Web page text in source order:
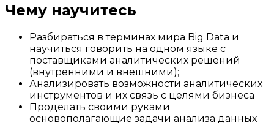
Чему научитесь
Разбираться в терминах мира Big Data и
научиться говорить на одном языке с
поставщиками аналитических решений
(внутренними и внешними);
Анализировать возможности аналитических
инструментов и их связь с целями бизнеса
Проделать своими руками
основополагающие задачи анализа данных